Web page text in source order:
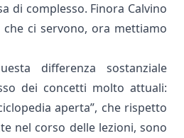
di complesso. Finora Calvino
ci servono, ora mettiamo
differenza sostanziale
dei concetti molto attuali:
aperta”, che rispetto
nel corso delle lezioni, sono